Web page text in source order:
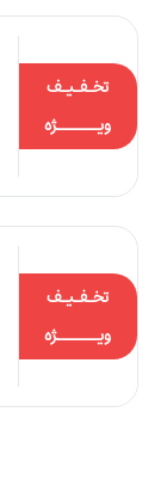
تخـفـیـف
ویـــــــژه
تخـفـیـف
ویـــــــژه